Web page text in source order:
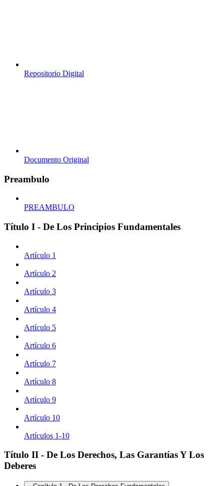
Repositorio Digital
Documento Original
Preambulo
PREAMBULO
Título I - De Los Principios Fundamentales
Artículo 1
Artículo 2
Artículo 3
Artículo 4
Artículo 5
Artículo 6
Artículo 7
Artículo 8
Artículo 9
Artículo 10
Artículos 1-10
Título II - De Los Derechos, Las Garantías Y Los
Deberes